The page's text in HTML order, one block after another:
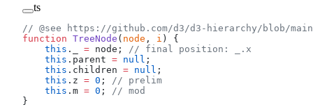
ts
// @see https://github.com/d3/d3-hierarchy/blob/
function TreeNode ( node , i ) {
    this
._ = node;
// final position: _.x
    this
.parent = null ;
    this
.children = null ;
    this
.z = 0 ;
// prelim
    this
.m = 0 ;
// mod
}